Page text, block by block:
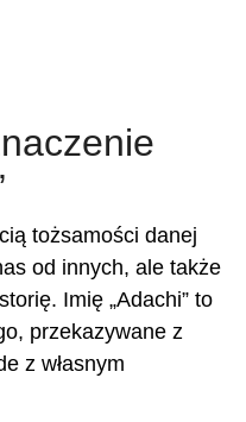
tożsamości danej
od innych, ale także
Imię „Adachi” to
przekazywane z
z własnym